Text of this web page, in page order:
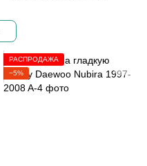
РАСПРОДАЖА
−5%